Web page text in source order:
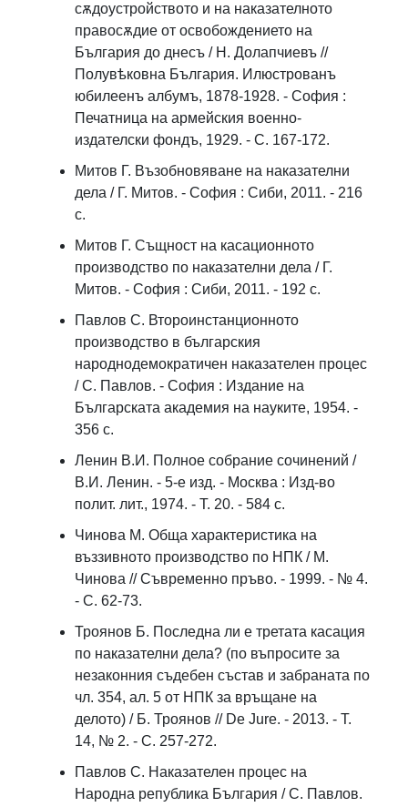
сѫдоустройството и на наказателното
правосѫдие от освобождението на
България до днесъ / Н. Долапчиевъ //
Полувѣковна България. Илюстрованъ
юбилеенъ албумъ, 1878-1928. - София :
Печатница на армейския военно-
издателски фондъ, 1929. - С. 167-172.
Митов Г. Възобновяване на наказателни
дела / Г. Митов. - София : Сиби, 2011. - 216
c.
Митов Г. Същност на касационното
производство по наказателни дела / Г.
Митов. - София : Сиби, 2011. - 192 с.
Павлов С. Второинстанционното
производство в българския
народнодемократичен наказателен процес
/ С. Павлов. - София : Издание на
Българската академия на науките, 1954. -
356 c.
Ленин В.И. Полное собрание сочинений /
В.И. Ленин. - 5-е изд. - Москва : Изд-во
полит. лит., 1974. - T. 20. - 584 c.
Чинова М. Обща характеристика на
въззивното производство по НПК / М.
Чинова // Съвременно пръво. - 1999. - № 4.
- С. 62-73.
Троянов Б. Последна ли е третата касация
по наказателни дела? (по въпросите за
незаконния съдебен състав и забраната по
чл. 354, ал. 5 от НПК за връщане на
делото) / Б. Троянов // De Jure. - 2013. - Т.
14, № 2. - С. 257-272.
Павлов С. Наказателен процес на
Народна република България / С. Павлов.